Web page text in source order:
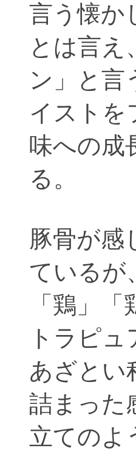
言う懐か
とは言え
ン」と言
イストを
味への成
る。
豚骨が感
ているが
「鶏」
トラピ
あざとい
詰まった
立てのよ